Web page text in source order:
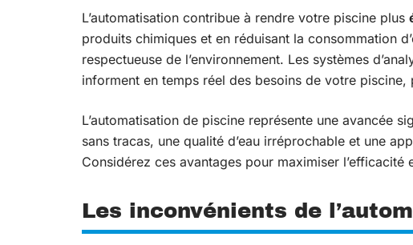
L’automatisation contribue à rendre votre piscine plus
produits chimiques et en réduisant la consommation
respectueuse de l’environnement. Les systèmes
informent en temps réel des besoins de votre
L’automatisation de piscine représente une avancée
sans tracas, une qualité d’eau irréprochable et une
Considérez ces avantages pour maximiser
Les inconvénients de